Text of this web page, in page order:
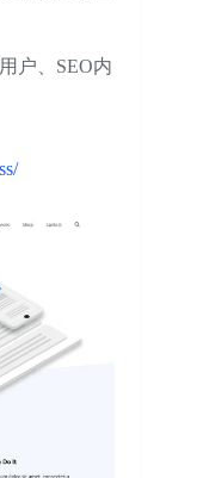
户、SEO内